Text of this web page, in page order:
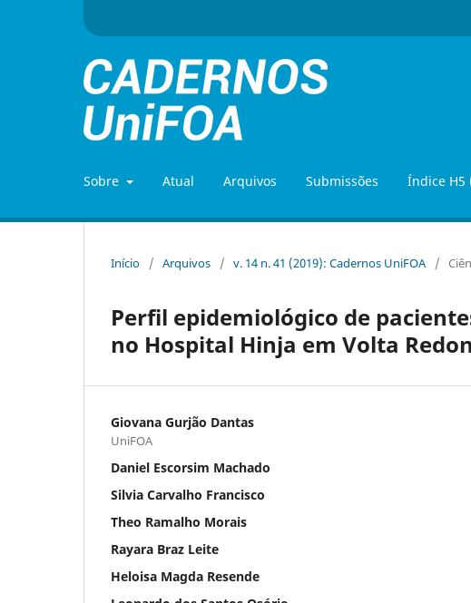
Sobre Atual Arquivos Submissões Índice H5
Início / Arquivos / v. 14 n. 41 (2019): Cadernos UniFOA /
Perfil epidemiológico de
no Hospital Hinja em Volta
Giovana Gurjão Dantas
UniFOA
Daniel Escorsim Machado
Silvia Carvalho Francisco
Theo Ramalho Morais
Rayara Braz Leite
Heloisa Magda Resende